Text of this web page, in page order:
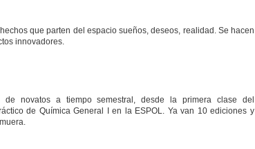
que parten del espacio sueños, deseos, realidad. Se hacen
innovadores.
de novatos a tiempo semestral, desde la primera clase del
de Química General I en la ESPOL. Ya van 10 ediciones y